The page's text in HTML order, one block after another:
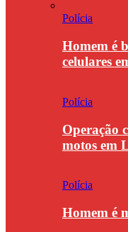
Polícia
Homem é
celulares
Polícia
Operação
motos em
Polícia
Homem é